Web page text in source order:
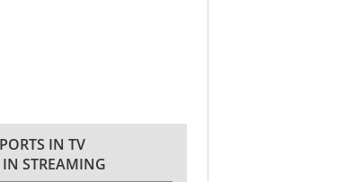
IN TV
IN STREAMING